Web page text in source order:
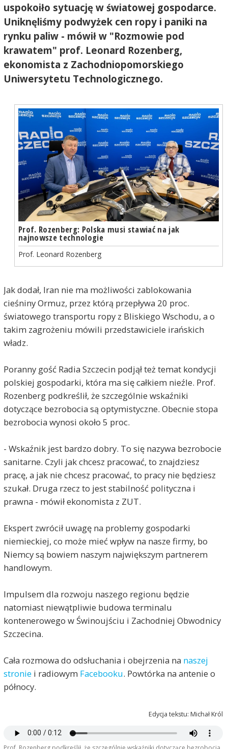
uspokoiło sytuację w światowej gospodarce.
Uniknęliśmy podwyżek cen ropy i paniki na
rynku paliw - mówił w "Rozmowie pod
krawatem" prof. Leonard Rozenberg,
ekonomista z Zachodniopomorskiego
Uniwersytetu Technologicznego.
Prof. Rozenberg: Polska musi stawiać na jak
najnowsze technologie
Prof. Leonard Rozenberg
Jak dodał, Iran nie ma możliwości zablokowania
cieśniny Ormuz, przez którą przepływa 20 proc.
światowego transportu ropy z Bliskiego Wschodu, a o
takim zagrożeniu mówili przedstawiciele irańskich
władz.
Poranny gość Radia Szczecin podjął też temat kondycji
polskiej gospodarki, która ma się całkiem nieźle. Prof.
Rozenberg podkreślił, że szczególnie wskaźniki
dotyczące bezrobocia są optymistyczne. Obecnie stopa
bezrobocia wynosi około 5 proc.
- Wskaźnik jest bardzo dobry. To się nazywa bezrobocie
sanitarne. Czyli jak chcesz pracować, to znajdziesz
pracę, a jak nie chcesz pracować, to pracy nie będziesz
szukał. Druga rzecz to jest stabilność polityczna i
prawna - mówił ekonomista z ZUT.
Ekspert zwrócił uwagę na problemy gospodarki
niemieckiej, co może mieć wpływ na nasze firmy, bo
Niemcy są bowiem naszym największym partnerem
handlowym.
Impulsem dla rozwoju naszego regionu będzie
natomiast niewątpliwie budowa terminalu
kontenerowego w Świnoujściu i Zachodniej Obwodnicy
Szczecina.
Cała rozmowa do odsłuchania i obejrzenia na naszej
stroniei radiowym Facebooku. Powtórka na antenie o
północy.
Edycja tekstu: Michał Król